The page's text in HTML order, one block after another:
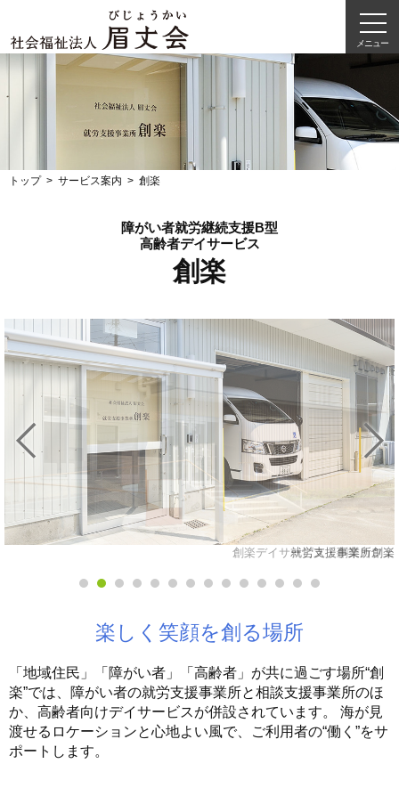
メニュー
トップ サービス案内 創楽
障がい者就労継続支援B型
高齢者デイサービス
創楽
創楽デイサービス・創楽カフェ
就労支援事業所創楽
楽しく笑顔を創る場所
「地域住民」「障がい者」「高齢者」が共に過ごす場所“創
楽”では、障がい者の就労支援事業所と相談支援事業所のほ
か、高齢者向けデイサービスが併設されています。
海が見
渡せるロケーションと心地よい風で、ご利用者の“働く”をサ
ポートします。